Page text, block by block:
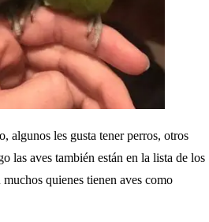
algunos les gusta tener perros, otros
las aves también están en la lista de los
quienes tienen aves como